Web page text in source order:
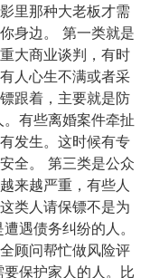
里那种大老板才需
身边。 第一类就是
大商业谈判，有时
人心生不满或者采
跟着，主要就是防
有些离婚案件牵扯
发生。这时候有专
全。 第三类是公众
来越严重，有些人
类人请保镖不是为
遇债务纠纷的人。
顾问帮忙做风险评
保护家人的人。比